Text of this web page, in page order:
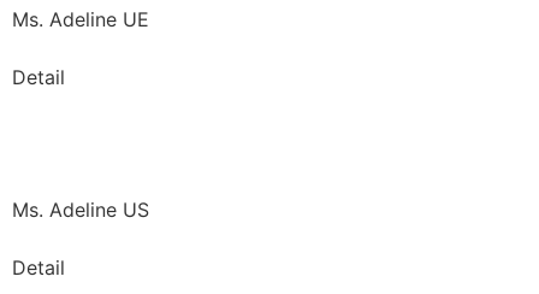
Ms. Adeline UE
Detail
Ms. Adeline US
Detail